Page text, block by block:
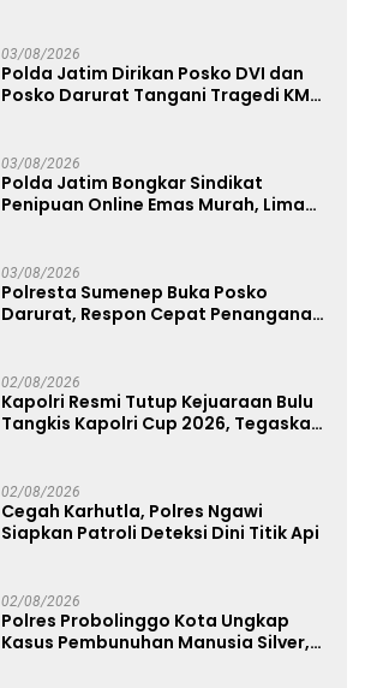
03/08/2026
Polda Jatim Dirikan Posko DVI dan
Posko Darurat Tangani Tragedi KMP
03/08/2026
Polda Jatim Bongkar Sindikat
Penipuan Online Emas Murah, Lima
03/08/2026
Polresta Sumenep Buka Posko
Darurat, Respon Cepat Penanganan
02/08/2026
Kapolri Resmi Tutup Kejuaraan Bulu
Tangkis Kapolri Cup 2026, Tegaskan
02/08/2026
Cegah Karhutla, Polres Ngawi
Siapkan Patroli Deteksi Dini Titik Api
02/08/2026
Polres Probolinggo Kota Ungkap
Kasus Pembunuhan Manusia Silver,